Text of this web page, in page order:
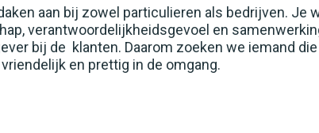
aan bij zowel particulieren als bedrijven. Je
verantwoordelijkheidsgevoel en
bij de klanten. Daarom zoeken we iemand
en prettig in de omgang.
dienst
Teelt